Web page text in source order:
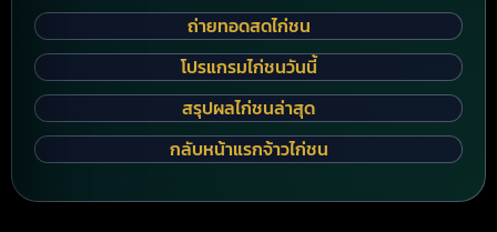
ถ่ายทอดสดไก่ชน
โปรแกรมไก่ชนวันนี้
สรุปผลไก่ชนล่าสุด
กลับหน้าแรกจ้าวไก่ชน